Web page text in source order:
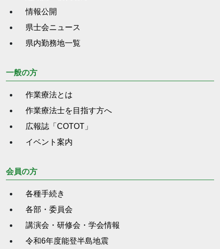
情報公開
県士会ニュース
県内勤務地一覧
一般の方
作業療法とは
作業療法士を目指す方へ
広報誌「COTOT」
イベント案内
会員の方
各種手続き
各部・委員会
講演会・研修会・学会情報
令和6年度能登半島地震